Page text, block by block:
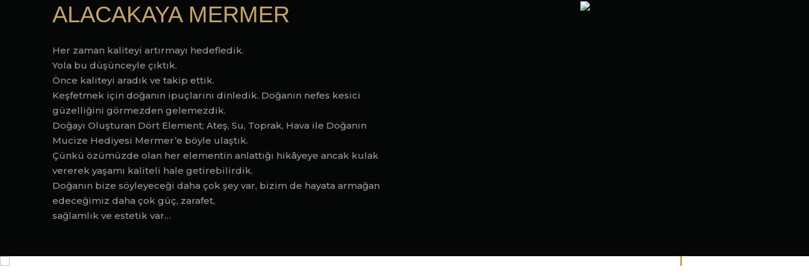
ALACAKAYA MERMER
Her zaman kaliteyi artırmayı hedefledik.
Yola bu düşünceyle çıktık.
Önce kaliteyi aradık ve takip ettik.
Keşfetmek için doğanın ipuçlarını dinledik. Doğanın nefes kesici
güzelliğini görmezden gelemezdik.
Doğayı Oluşturan Dört Element; Ateş, Su, Toprak, Hava ile Doğanın
Mucize Hediyesi Mermer’e böyle ulaştık.
Çünkü özümüzde olan her elementin anlattığı hikâyeye ancak kulak
vererek yaşamı kaliteli hale getirebilirdik.
Doğanın bize söyleyeceği daha çok şey var, bizim de hayata armağan
edeceğimiz daha çok güç, zarafet,
sağlamlık ve estetik var…